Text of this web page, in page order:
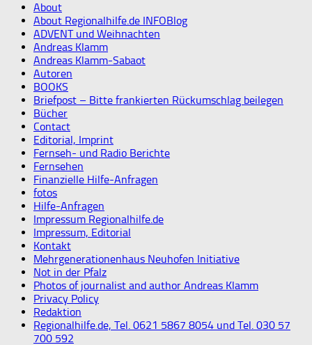
About
About Regionalhilfe.de INFOBlog
ADVENT und Weihnachten
Andreas Klamm
Andreas Klamm-Sabaot
Autoren
BOOKS
Briefpost – Bitte frankierten Rückumschlag beilegen
Bücher
Contact
Editorial, Imprint
Fernseh- und Radio Berichte
Fernsehen
Finanzielle Hilfe-Anfragen
fotos
Hilfe-Anfragen
Impressum Regionalhilfe.de
Impressum, Editorial
Kontakt
Mehrgenerationenhaus Neuhofen Initiative
Not in der Pfalz
Photos of journalist and author Andreas Klamm
Privacy Policy
Redaktion
Regionalhilfe.de, Tel. 0621 5867 8054 und Tel. 030 57
700 592